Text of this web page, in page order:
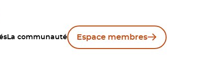
La communauté Espace membres